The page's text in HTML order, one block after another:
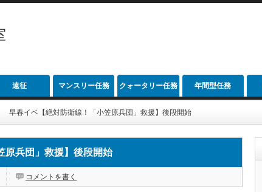
遠征 マンスリー任務 クォータリー任務 年間型任務
早春イベ【絶対防衛線！「小笠原兵団」救援】後段開始
原兵団」救援】後段開始
コメントを書く